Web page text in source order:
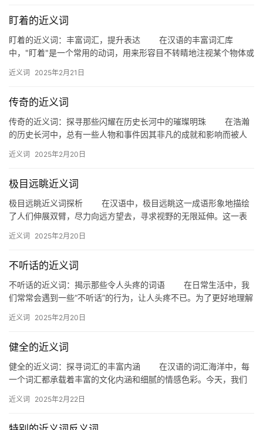
盯着的近义词
盯着的近义词：丰富词汇，提升表达 在汉语的丰富词汇库
中，"盯着"是一个常用的动词，用来形容目不转睛地注视某个物体或
近义词 2025年2月21日
传奇的近义词
传奇的近义词：探寻那些闪耀在历史长河中的璀璨明珠 在浩瀚
的历史长河中，总有一些人物和事件因其非凡的成就和影响而被人
近义词 2025年2月20日
极目远眺近义词
极目远眺近义词探析 在汉语中，极目远眺这一成语形象地描绘
了人们伸展双臂，尽力向远方望去，寻求视野的无限延伸。这一表
来探…
近义词 2025年2月20日
不听话的近义词
不听话的近义词：揭示那些令人头疼的词语 在日常生活中，我
们常常会遇到一些“不听话”的行为，让人头疼不已。为了更好地理解
近义词 2025年2月20日
健全的近义词
健全的近义词：探寻词汇的丰富内涵 在汉语的词汇海洋中，每
一个词汇都承载着丰富的文化内涵和细腻的情感色彩。今天，我们
近义词 2025年2月22日